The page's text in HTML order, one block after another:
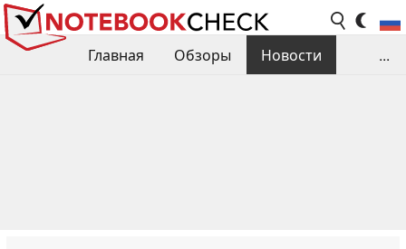
Главная Обзоры
Новости
...